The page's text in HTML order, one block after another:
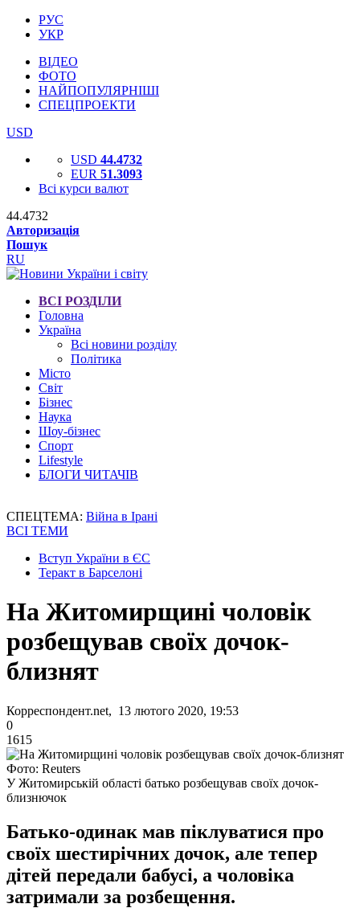
РУС
УКР
ВІДЕО
ФОТО
НАЙПОПУЛЯРНІШІ
СПЕЦПРОЕКТИ
USD
USD 44.4732
EUR 51.3093
Всі курси валют
44.4732
Авторизація
Пошук
RU
ВСІ РОЗДІЛИ
Головна
Україна
Всі новини розділу
Політика
Місто
Світ
Бізнес
Наука
Шоу-бізнес
Спорт
Lifestyle
БЛОГИ ЧИТАЧІВ
СПЕЦТЕМА: Війна в Ірані
ВСІ ТЕМИ
Вступ України в ЄС
Теракт в Барселоні
На Житомирщині чоловік
розбещував своїх дочок-
близнят
Корреспондент.net, 13 лютого 2020, 19:53
0
1615
Фото: Reuters
У Житомирській області батько розбещував своїх дочок-
близнючок
Батько-одинак мав піклуватися про
своїх шестирічних дочок, але тепер
дітей передали бабусі, а чоловіка
затримали за розбещення.